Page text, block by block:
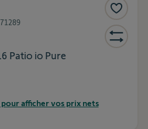
Patio io Pure
afficher vos prix nets